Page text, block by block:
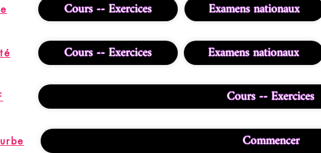
Cours -- Exercices Examens nationaux
Cours -- Exercices Examens nationaux
Cours -- Exercices
Commencer